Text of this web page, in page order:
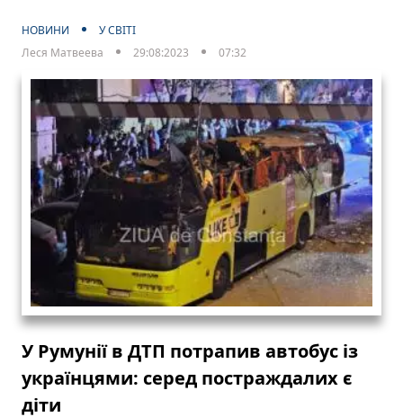
НОВИНИ
У СВІТІ
Леся Матвеева
29:08:2023 07:32
У Румунії в ДТП потрапив автобус із
українцями: серед постраждалих є
діти